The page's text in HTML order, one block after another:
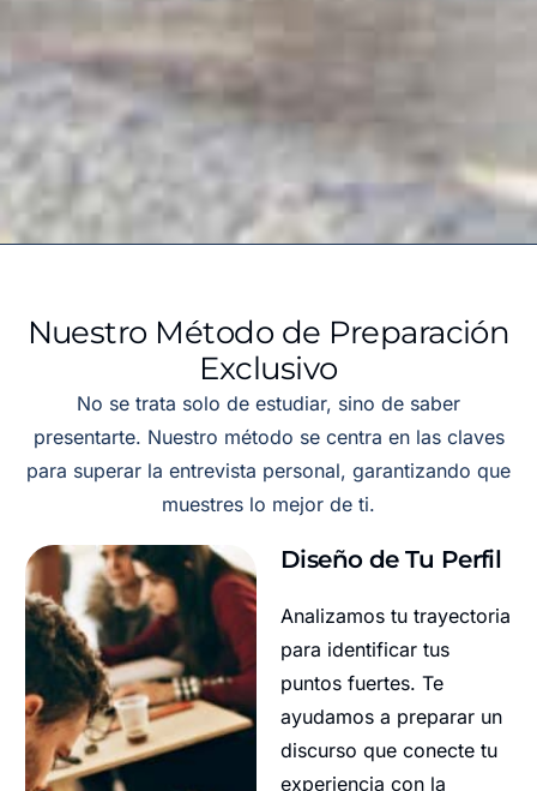
Nuestro Método de Preparación
Exclusivo
No se trata solo de estudiar, sino de saber
presentarte. Nuestro método se centra en las claves
para superar la entrevista personal, garantizando que
muestres lo mejor de ti.
Diseño de Tu Perfil
Analizamos tu trayectoria
para identificar tus
puntos fuertes. Te
ayudamos a preparar un
discurso que conecte tu
experiencia con la